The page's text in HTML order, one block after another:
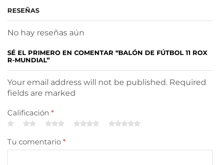
RESEÑAS
No hay reseñas aún
SÉ EL PRIMERO EN COMENTAR “BALÓN DE FÚTBOL 11 ROX
R-MUNDIAL”
Your email address will not be published. Required
fields are marked
Calificación *
Tu comentario *